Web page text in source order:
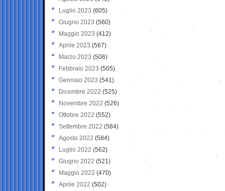
Luglio 2023 (605)
Giugno 2023 (560)
Maggio 2023 (412)
Aprile 2023 (567)
Marzo 2023 (506)
Febbraio 2023 (505)
Gennaio 2023 (541)
Dicembre 2022 (525)
Novembre 2022 (526)
Ottobre 2022 (552)
Settembre 2022 (584)
Agosto 2022 (584)
Luglio 2022 (562)
Giugno 2022 (521)
Maggio 2022 (470)
Aprile 2022 (502)